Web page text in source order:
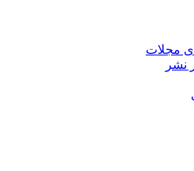
مجلات